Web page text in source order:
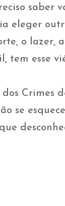
saber
eleger
o lazer,
tem esse
Crimes
se